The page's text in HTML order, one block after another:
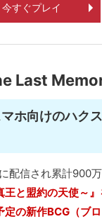
今すぐプレイ
Last
ホ向けのハク
配信され累計900
王と盟約の天使～
定の新作BCG（ブ